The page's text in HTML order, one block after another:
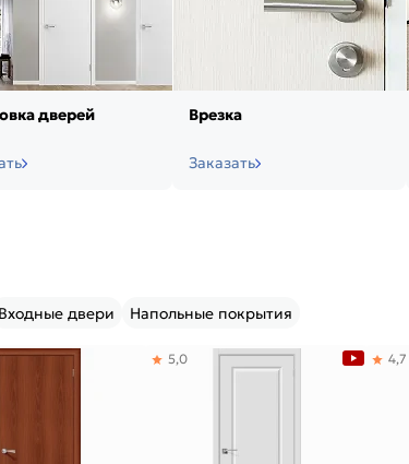
дверей Врезка
Заказать
Входные двери Напольные покрытия
5,0 4,7